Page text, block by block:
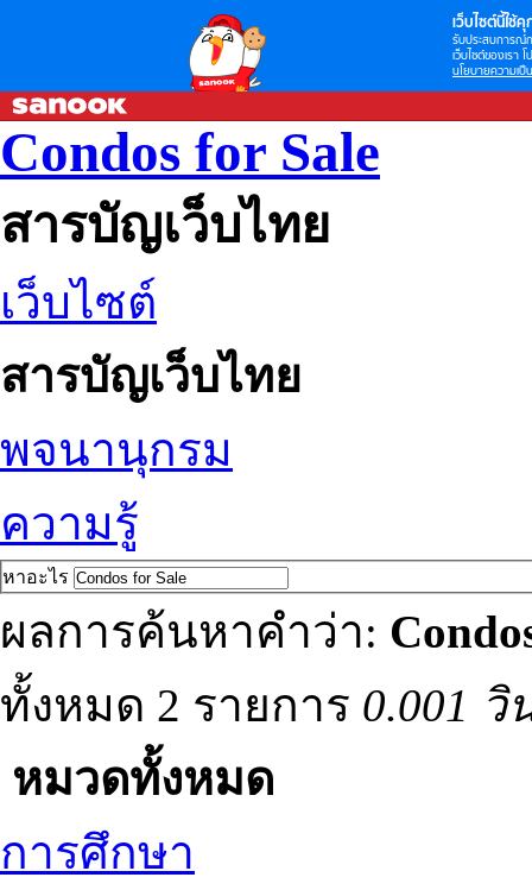
เว็บไซต์นี้ใช้คุ
รับประสบการณ์
เว็บไซต์ของเรา
นโยบายความเป็
Condos for Sale
สารบัญเว็บไทย
เว็บไซต์
สารบัญเว็บไทย
พจนานุกรม
ความรู้
หาอะไร
ผลการค้นหาคำว่า:
ทั้งหมด 2 รายการ 0.001 วิ
หมวดทั้งหมด
การศึกษา